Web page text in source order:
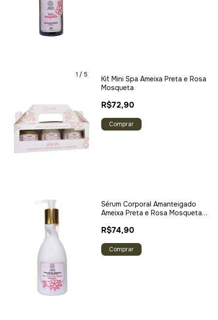
1 / 5
Kit Mini Spa Ameixa Preta e Rosa
Mosqueta
R$72,90
Sérum Corporal Amanteigado
Ameixa Preta e Rosa Mosqueta
R$74,90